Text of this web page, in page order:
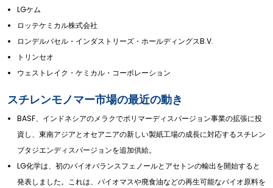
LGケム
ロッテケミカル株式会社
ロンデルバセル・インダストリーズ・ホールディングスB.V.
トリンセオ
ウェストレイク・ケミカル・コーポレーション
スチレンモノマー市場の最近の動き
BASF、インドネシアのメラクでポリマーディスパージョン事業の拡張に投
資し、東南アジアとオセアニアの新しい製紙工場の成長に対応するスチレン
ブタジエンディスパージョンを追加供給。
LG化学は、初のバイオバランスフェノールとアセトンの輸出を開始すると
発表しました。これは、バイオマスや廃食油などの再生可能なバイオ原料を